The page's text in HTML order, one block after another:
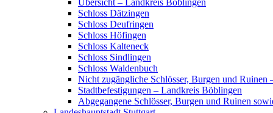
Übersicht – Landkreis Böblingen
Schloss Dätzingen
Schloss Deufringen
Schloss Höfingen
Schloss Kalteneck
Schloss Sindlingen
Schloss Waldenbuch
Nicht zugängliche Schlösser, Burgen und Ruinen
Stadtbefestigungen – Landkreis Böblingen
Abgegangene Schlösser, Burgen und Ruinen